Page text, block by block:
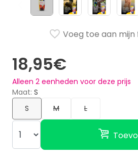
18,95€
Alleen 2 eenheden voor deze prijs
Maat S
S
M L
Voeg toe aan